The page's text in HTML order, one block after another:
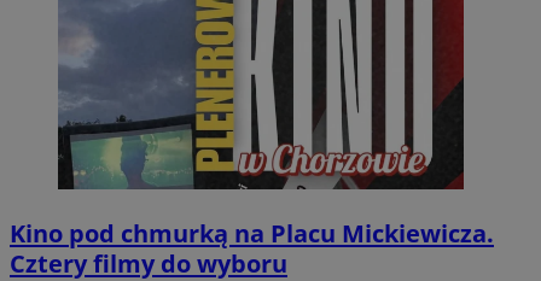
Kino pod chmurką na Placu Mickiewicza.
Cztery filmy do wyboru